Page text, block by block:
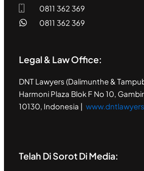
0811 362 369
0811 362 369
Legal & Law Office:
DNT Lawyers (Dalimunthe &
Harmoni Plaza Blok F No 10,
10130, Indonesia |
Telah Di Sorot Di Media: